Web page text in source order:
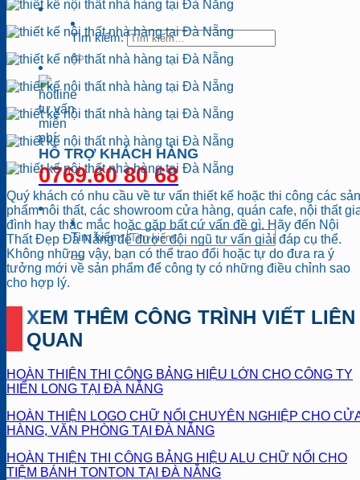
Tìm kiếm:
HỖ TRỢ KHÁCH HÀNG
0769.60 80 68
Tìm kiếm:
Quý khách có nhu cầu về tư vấn thiết kế hoặc thi công các sản
phẩm nôi thất, các showroom cửa hàng, quán cafe, nội thất
đình hay thắc mắc hoặc gặp bất cứ vấn đề gì. Hãy đến Nội
Thất Đẹp Đà Nẵng để được đội ngũ tư vấn giải đáp cụ thể.
Không những vậy, bạn có thể trao đổi hoặc tự do đưa ra ý
tưởng mới về sản phẩm để công ty có những điều chỉnh sao
cho hợp lý.
XEM THÊM CÔNG TRÌNH VIẾT LIÊN
QUAN
HOÀN THIỆN THI CÔNG BẢNG HIỆU LỚN CHO CÔNG TY
HIỂN LONG TẠI ĐÀ NẴNG
HOÀN THIỆN LOGO CHỮ NỔI CHUYÊN NGHIỆP CHO
HÀNG, VĂN PHÒNG TẠI ĐÀ NẴNG
HOÀN THIỆN THI CÔNG BẢNG HIỆU ALU CHỮ NỔI CHO
TIỆM BÁNH TONTON TẠI ĐÀ NẴNG